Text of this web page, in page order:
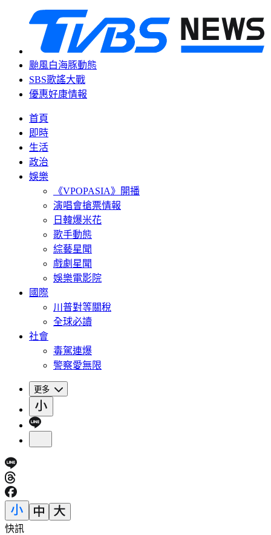
颱風白海豚動態
SBS歌謠大戰
優惠好康情報
首頁
即時
生活
政治
娛樂
《VPOPASIA》開播
演唱會搶票情報
日韓爆米花
歌手動態
綜藝星聞
戲劇星聞
娛樂電影院
國際
川普對等關稅
全球必讀
社會
毒駕連爆
警察愛無限
更多
快訊